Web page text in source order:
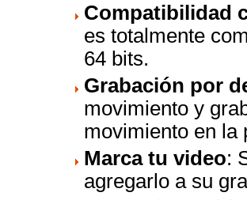
Compatibilidad
es totalmente
64 bits.
Grabación por
movimiento y
movimiento en la
Marca tu video:
agregarlo a su